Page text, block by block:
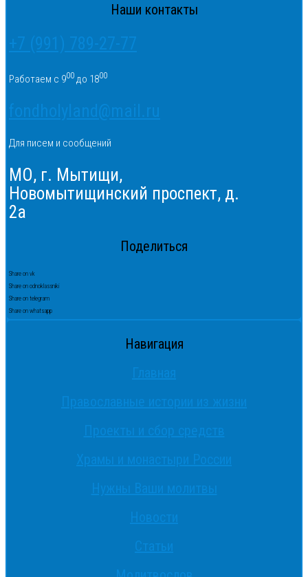
Наши контакты
+7 (991) 789-27-77
Работаем с 900 до 1800
fondholyland@mail.ru
Для писем и сообщений
МО, г. Мытищи,
Новомытищинский проспект, д.
2а
Поделиться
Share on vk
Share on odnoklassniki
Share on telegram
Share on whatsapp
Навигация
Главная
Православные истории из жизни
Проекты и сбор средств
Храмы и монастыри России
Нужны Ваши молитвы
Новости
Статьи